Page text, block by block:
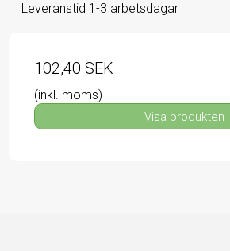
Leveranstid 1-3 arbetsdagar
102,40 SEK
(inkl. moms)
Visa produkten